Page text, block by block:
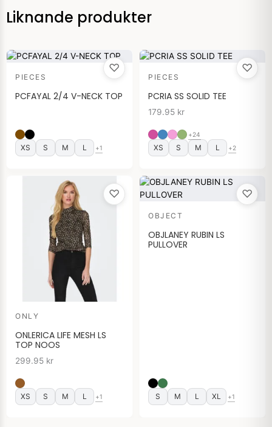
Liknande produkter
♡
PIECES
PCFAYAL 2/4 V-NECK TOP
XS S M L +1
♡
PIECES
PCRIA SS SOLID TEE
179.95 kr
+24
XS S M L +2
♡
ONLY
ONLERICA LIFE MESH LS
TOP NOOS
299.95 kr
XS S M L +1
♡
OBJECT
OBJLANEY RUBIN LS
PULLOVER
S M L XL +1